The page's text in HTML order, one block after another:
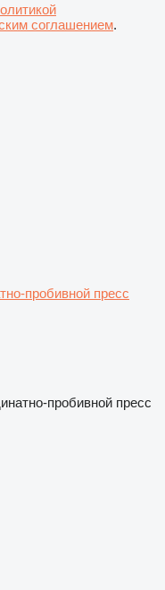
соглашением.
пробивной пресс
пробивной пресс